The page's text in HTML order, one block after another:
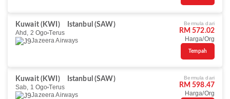
Kuwait (KWI)
Istanbul (SAW)
Ahd, 2 Ogo Terus
Jazeera Airways
Bermula dari
RM 572.02
Harga/Org
Tempah
Kuwait (KWI)
Istanbul (SAW)
Sab, 1 Ogo Terus
Jazeera Airways
Bermula dari
RM 598.47
Harga/Org